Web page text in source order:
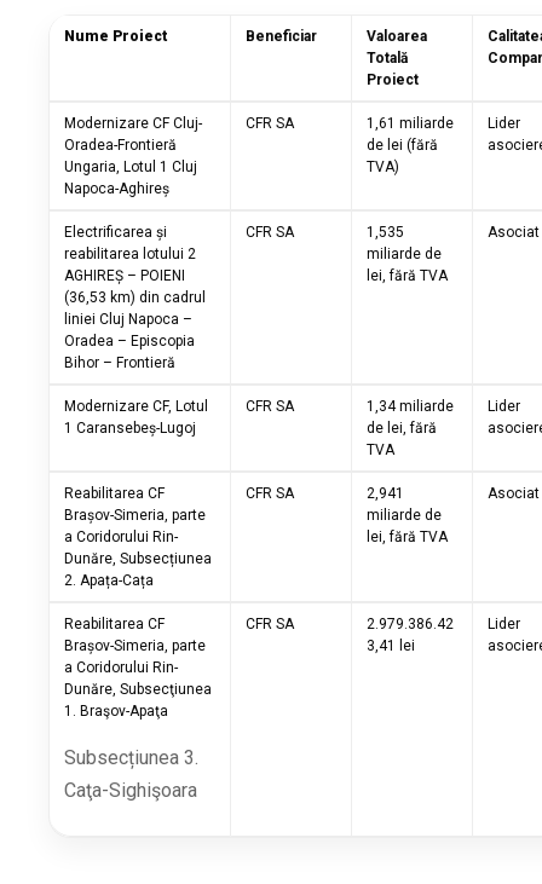
Nume Proiect Beneficiar
Valoarea
Totală
Proiect
Modernizare CF Cluj-
Oradea-Frontieră
Ungaria, Lotul 1 Cluj
Napoca-Aghireș
CFR SA
1,61 miliarde
de lei (fără
TVA)
Lider
Electrificarea și
reabilitarea lotului 2
AGHIREȘ – POIENI
(36,53 km) din cadrul
liniei Cluj Napoca –
Oradea – Episcopia
Bihor – Frontieră
CFR SA
1,535
miliarde de
lei, fără TVA
Asociat
Modernizare CF, Lotul
1 Caransebeș-Lugoj
CFR SA
1,34 miliarde
de lei, fără
TVA
Lider
Reabilitarea CF
Brașov-Simeria, parte
a Coridorului Rin-
Dunăre, Subsecțiunea
2. Apața-Cața
CFR SA
2,941
miliarde de
lei, fără TVA
Asociat
Reabilitarea CF
Brașov-Simeria, parte
a Coridorului Rin-
Dunăre, Subsecţiunea
1. Braşov-Apaţa
Subsecțiunea 3.
Caţa-Sighişoara
CFR SA
2.979.386.42
3,41 lei
Lider